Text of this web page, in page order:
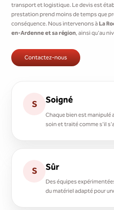
transport et logistique. Le devis est
prestation prend moins de temps que
conséquence. Nous intervenons àLa
en-Ardenne et sa région, ainsi qu'au
Contactez-nous
S Soigné
Chaque bien est
soin et traité comme s'il
S Sûr
Des équipes
du matériel adapté pour